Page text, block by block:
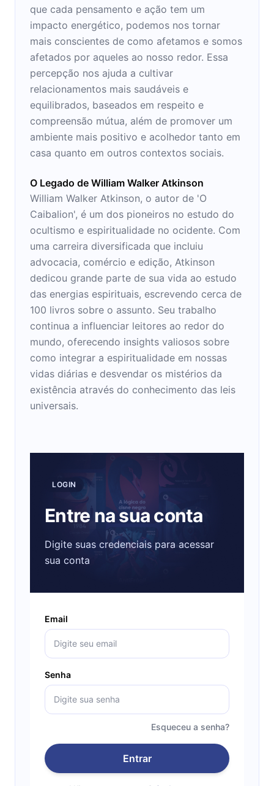
que cada pensamento e ação tem um
impacto energético, podemos nos tornar
mais conscientes de como afetamos e somos
afetados por aqueles ao nosso redor. Essa
percepção nos ajuda a cultivar
relacionamentos mais saudáveis e
equilibrados, baseados em respeito e
compreensão mútua, além de promover um
ambiente mais positivo e acolhedor tanto em
casa quanto em outros contextos sociais.
O Legado de William Walker Atkinson
William Walker Atkinson, o autor de 'O
Caibalion', é um dos pioneiros no estudo do
ocultismo e espiritualidade no ocidente. Com
uma carreira diversificada que incluiu
advocacia, comércio e edição, Atkinson
dedicou grande parte de sua vida ao estudo
das energias espirituais, escrevendo cerca de
100 livros sobre o assunto. Seu trabalho
continua a influenciar leitores ao redor do
mundo, oferecendo insights valiosos sobre
como integrar a espiritualidade em nossas
vidas diárias e desvendar os mistérios da
existência através do conhecimento das leis
universais.
LOGIN
Entre na sua conta
Digite suas credenciais para acessar
sua conta
Email
Senha
Esqueceu a senha?
Entrar